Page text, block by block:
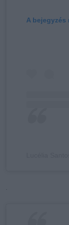
A bejegyzés